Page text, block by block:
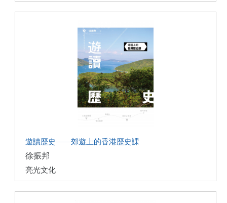
遊讀歷史——郊遊上的香港歷史課
徐振邦
亮光文化